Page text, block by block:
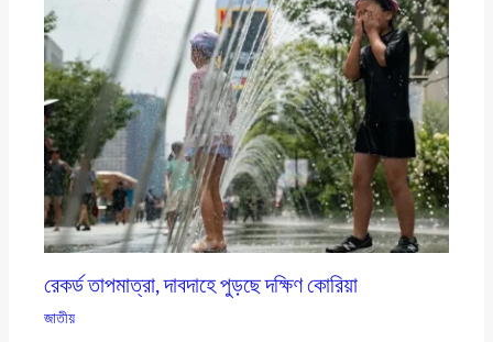
রেকর্ড তাপমাত্রা, দাবদাহে পুড়ছে দক্ষিণ কোরিয়া
জাতীয়